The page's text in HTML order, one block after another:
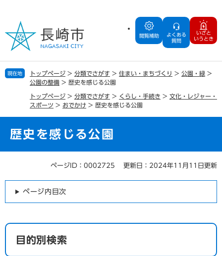
の
で
す
ー
ば
し
閲覧補助
よくある
質問
いざと
いうとき
現在地 トップページ > 分類でさがす > 住まい・まちづくり > 公園・緑 >
公園の整備 > 歴史を感じる公園
トップページ > 分類でさがす > くらし・手続き > 文化・レジャー・
スポーツ > おでかけ > 歴史を感じる公園
歴史を感じる公園
ページID：0002725 更新日：2024年11月11日更新
ページ内目次
目的別検索